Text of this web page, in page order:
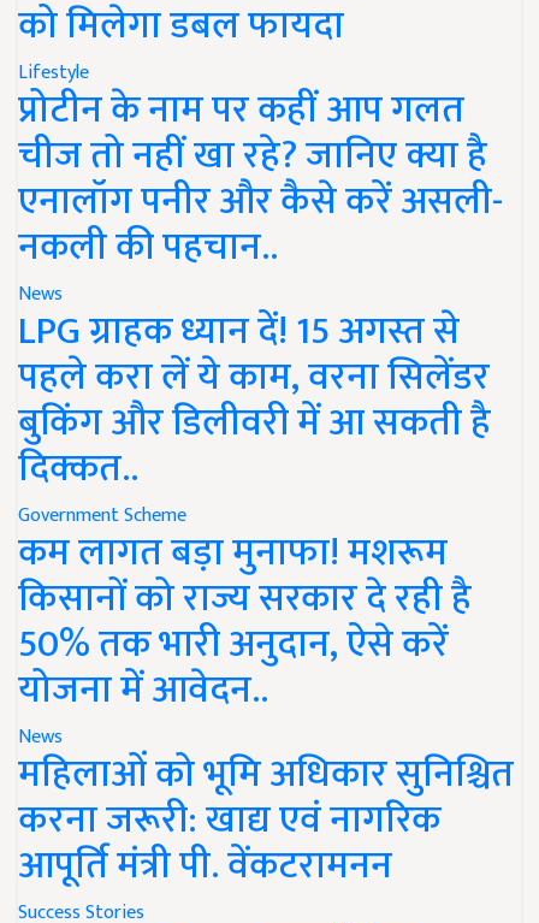
को मिलेगा डबल फायदा
Lifestyle
प्रोटीन के नाम पर कहीं आप गलत
चीज तो नहीं खा रहे? जानिए क्या है
एनालॉग पनीर और कैसे करें असली-
नकली की पहचान..
News
LPG ग्राहक ध्यान दें! 15 अगस्त से
पहले करा लें ये काम, वरना सिलेंडर
बुकिंग और डिलीवरी में आ सकती है
दिक्कत..
Government Scheme
कम लागत बड़ा मुनाफा! मशरूम
किसानों को राज्य सरकार दे रही है
50% तक भारी अनुदान, ऐसे करें
योजना में आवेदन..
News
महिलाओं को भूमि अधिकार सुनिश्चित
करना जरूरी: खाद्य एवं नागरिक
आपूर्ति मंत्री पी. वेंकटरामनन
Success Stories